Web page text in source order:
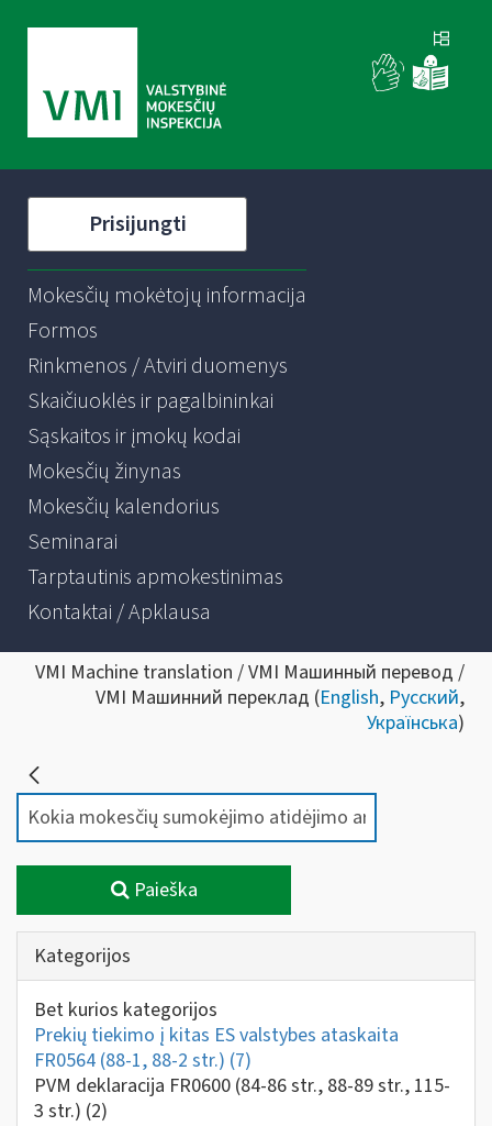
Prisijungti
Mokesčių mokėtojų informacija
Formos
Rinkmenos / Atviri duomenys
Skaičiuoklės ir pagalbininkai
Sąskaitos ir įmokų kodai
Mokesčių žinynas
Mokesčių kalendorius
Seminarai
Tarptautinis apmokestinimas
Kontaktai / Apklausa
VMI Machine translation / VMI Машинный перевод /
VMI Машинний переклад (English, Русский,
Українська)
Paieška
Kategorijos
Bet kurios kategorijos
Prekių tiekimo į kitas ES valstybes ataskaita
FR0564 (88-1, 88-2 str.) (7)
PVM deklaracija FR0600 (84-86 str., 88-89 str., 115-
3 str.) (2)